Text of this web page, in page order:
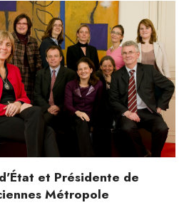
et Présidente de
Métropole